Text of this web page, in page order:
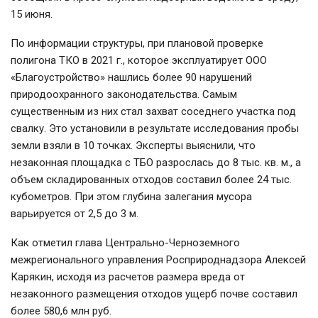
15 июня.
По информации структуры, при плановой проверке
полигона ТКО в 2021 г., которое эксплуатирует ООО
«Благоустройство» нашлись более 90 нарушений
природоохранного законодательства. Самым
существенным из них стал захват соседнего участка под
свалку. Это установили в результате исследования пробы
земли взяли в 10 точках. Эксперты выяснили, что
незаконная площадка с ТБО разрослась до 8 тыс. кв. м., а
объем складированных отходов составил более 24 тыс.
кубометров. При этом глубина залегания мусора
варьируется от 2,5 до 3 м.
Как отметил глава Центрально-Черноземного
межрегионального управления Росприроднадзора Алексей
Карякин, исходя из расчетов размера вреда от
незаконного размещения отходов ущерб почве составил
более 580,6 млн руб.